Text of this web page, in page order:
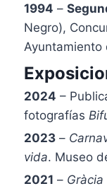
1994 –
Negro),
Ayuntamiento
2024 –
fotografías
2023–
vida. Museo
2021 –